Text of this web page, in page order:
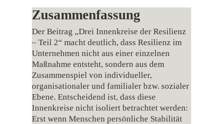
Zusammenfassung
Der Beitrag „Drei Innenkreise der Resilienz
– Teil 2“ macht deutlich, dass Resilienz im
Unternehmen nicht aus einer einzelnen
Maßnahme entsteht, sondern aus dem
Zusammenspiel von individueller,
organisationaler und familialer bzw. sozialer
Ebene. Entscheidend ist, dass diese
Innenkreise nicht isoliert betrachtet werden:
Erst wenn Menschen persönliche Stabilität